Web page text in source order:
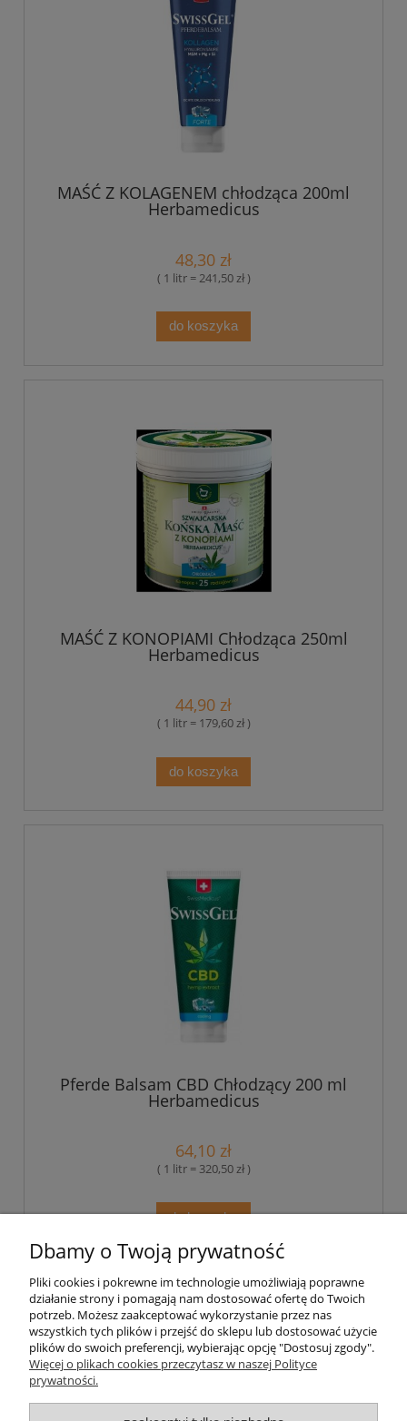
MAŚĆ Z KOLAGENEM chłodząca 200ml
Herbamedicus
48,30 zł
( 1 litr = 241,50 zł )
do koszyka
MAŚĆ Z KONOPIAMI Chłodząca 250ml
Herbamedicus
44,90 zł
( 1 litr = 179,60 zł )
do koszyka
Pferde Balsam CBD Chłodzący 200 ml
Herbamedicus
64,10 zł
( 1 litr = 320,50 zł )
do koszyka
Pomoc
Moje konto
Dbamy o Twoją prywatność
Pliki cookies i pokrewne im technologie umożliwiają poprawne
działanie strony i pomagają nam dostosować ofertę do Twoich
potrzeb. Możesz zaakceptować wykorzystanie przez nas
wszystkich tych plików i przejść do sklepu lub dostosować użycie
plików do swoich preferencji, wybierając opcję "Dostosuj zgody".
Więcej o plikach cookies przeczytasz w naszej Polityce
prywatności.